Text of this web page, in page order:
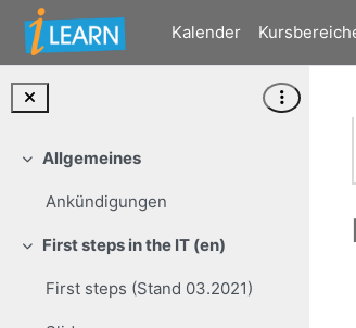
Zum Hauptinhalt
Kalender
Einklappen
Allgemeines
Ankündigungen
Einklappen
First steps in the IT (en)
First steps (Stand 03.2021)